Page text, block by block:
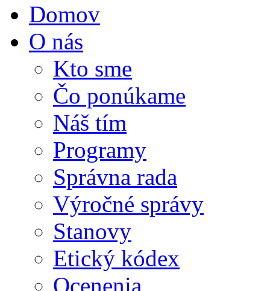
Domov
O nás
Kto sme
Čo ponúkame
Náš tím
Programy
Správna rada
Výročné správy
Stanovy
Etický kódex
Ocenenia